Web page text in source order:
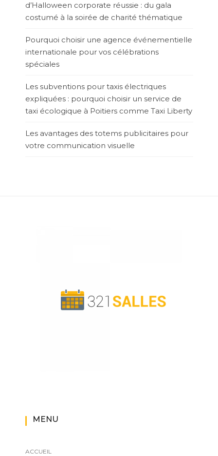
d’Halloween corporate réussie : du gala
costumé à la soirée de charité thématique
Pourquoi choisir une agence événementielle
internationale pour vos célébrations
spéciales
Les subventions pour taxis électriques
expliquées : pourquoi choisir un service de
taxi écologique à Poitiers comme Taxi Liberty
Les avantages des totems publicitaires pour
votre communication visuelle
MENU
ACCUEIL